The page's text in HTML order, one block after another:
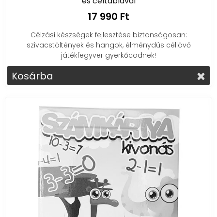
17 990 Ft
Célzási készségek fejlesztése biztonságosan:
szivacstöltények és hangok, élménydús céllövő
játékfegyver gyerkőcödnek!
Kosárba